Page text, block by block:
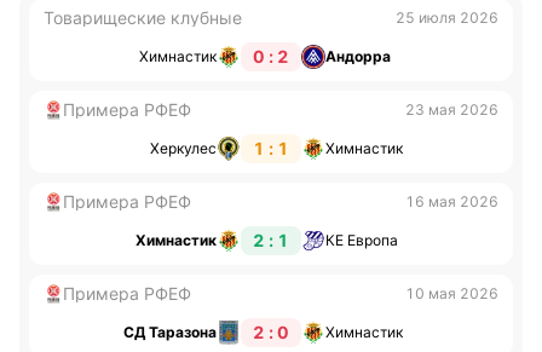
Товарищеские клубные 25 июля 2026
Химнастик 0 : 2 Андорра
Примера РФЕФ 23 мая 2026
Херкулес 1 : 1 Химнастик
Примера РФЕФ 16 мая 2026
Химнастик 2 : 1 КЕ Европа
Примера РФЕФ 10 мая 2026
СД Таразона 2 : 0 Химнастик